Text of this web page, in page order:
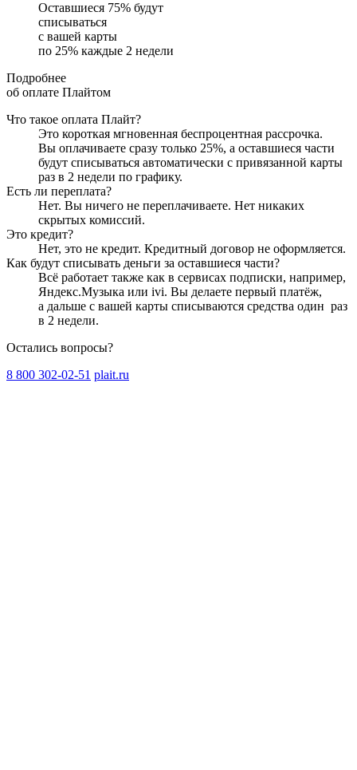
Оставшиеся 75% будут
списываться
с вашей карты
по 25% каждые 2 недели
Подробнее
об оплате Плайтом
Что такое оплата Плайт?
Это короткая мгновенная беспроцентная рассрочка.
Вы оплачиваете сразу только 25%, а оставшиеся части
будут списываться автоматически с привязанной карты
раз в 2 недели по графику.
Есть ли переплата?
Нет. Вы ничего не переплачиваете. Нет никаких
скрытых комиссий.
Это кредит?
Нет, это не кредит. Кредитный договор не оформляется.
Как будут списывать деньги за оставшиеся части?
Всё работает также как в сервисах подписки, например,
Яндекс.Музыка или ivi. Вы делаете первый платёж,
а дальше с вашей карты списываются средства один раз
в 2 недели.
Остались вопросы?
8 800 302-02-51 plait.ru